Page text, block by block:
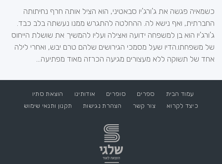
כשמאיה פגשה את ג'ורג'יו סבאטיני, הוא הציל אותה חרף נחיתותה
החברתית, ואף נישא לה. ההחלטה להתגרש ממנו נעשתה בלב כבד.
ג'ורג'יו הוא בן למשפחה ידועה ואצילה ועליו להמשיך את שושלת הייחוס
של משפחתו.הדיו שעל מסמכי הגירושים שלהם טרם יבש, ואחרי לילה
אחד של תשוקה ללא מעצורים מגיעה הכרזה מאוד מפתיעה...
עמוד הבית ספרים סופרים אודותינו
הוצאת סתיו
כיצד לקרוא
צור קשר הצהרת נגישות תקנון ותנאי שימוש